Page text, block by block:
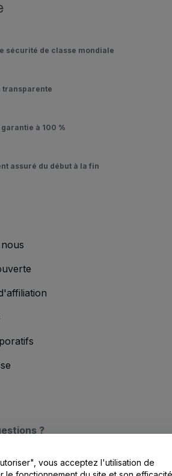
sécurité de classe mondiale
à 100 %
assuré du début à la fin
?
/ Nous contacter
vous acceptez l'utilisation de